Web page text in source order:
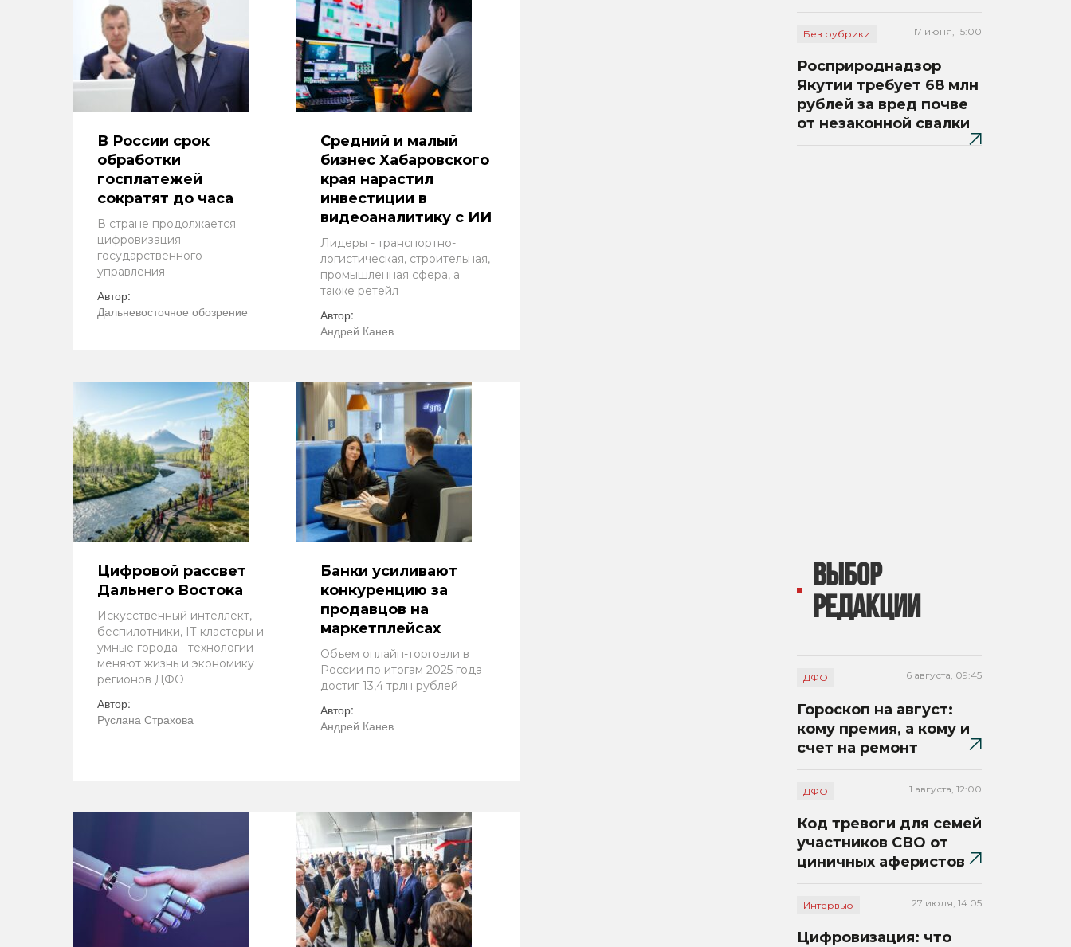
В России срок
обработки
госплатежей
сократят до часа
В стране продолжается
цифровизация
государственного
управления
Автор:
Дальневосточное обозрение
Средний и малый
бизнес Хабаровского
края нарастил
инвестиции в
видеоаналитику с ИИ
Лидеры - транспортно-
логистическая, строительная,
промышленная сфера, а
также ретейл
Автор:
Андрей Канев
Цифровой рассвет
Дальнего Востока
Искусственный интеллект,
беспилотники, IT-кластеры и
умные города - технологии
меняют жизнь и экономику
регионов ДФО
Автор:
Руслана Страхова
Банки усиливают
конкуренцию за
продавцов на
маркетплейсах
Объем онлайн-торговли в
России по итогам 2025 года
достиг 13,4 трлн рублей
Автор:
Андрей Канев
Без рубрики 17 июня, 15:00
Росприроднадзор
Якутии требует 68 млн
рублей за вред почве
от незаконной свалки
ВЫБОР
РЕДАКЦИИ
ДФО 6 августа, 09:45
Гороскоп на август:
кому премия, а кому и
счет на ремонт
ДФО 1 августа, 12:00
Код тревоги для семей
участников СВО от
циничных аферистов
Интервью 27 июля, 14:05
Цифровизация: что